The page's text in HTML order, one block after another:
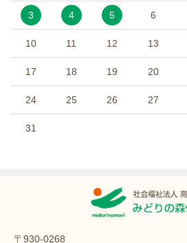
3 4 5 6
10 11 12 13
17 18 19 20
24 25 26 27
31
〒930-0268